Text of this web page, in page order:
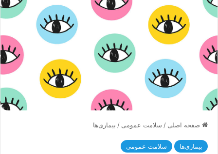
صفحه اصلی / سلامت عمومی / بیماری‌ها
بیماری‌ها سلامت عمومی